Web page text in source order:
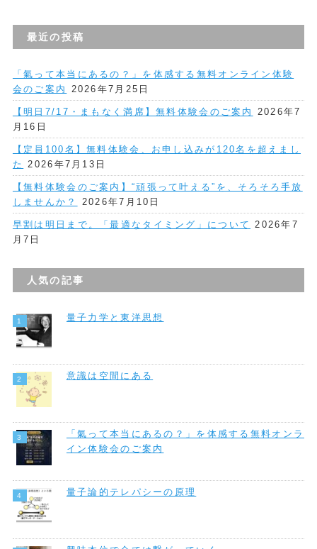
最近の投稿
「氣って本当にあるの？」を体感する無料オンライン体験
会のご案内
2026年7月25日
【明日7/17・まもなく満席】無料体験会のご案内
2026年7
月16日
【定員100名】無料体験会、お申し込みが120名を超えまし
た
2026年7月13日
【無料体験会のご案内】“頑張って叶える”を、そろそろ手放
しませんか？
2026年7月10日
早割は明日まで。「最適なタイミング」について
2026年7
月7日
人気の記事
量子力学と東洋思想
意識は空間にある
「氣って本当にあるの？」を体感する無料オンラ
イン体験会のご案内
量子論的テレパシーの原理